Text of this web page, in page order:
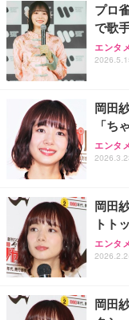
プロ
で歌
エンタ
岡田
「ち
エンタ
岡田
トト
エンタ
岡田